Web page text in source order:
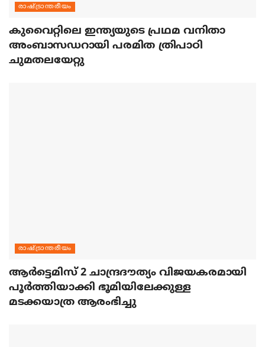
രാഷ്ട്രാന്തരീയം
കുവൈറ്റിലെ ഇന്ത്യയുടെ പ്രഥമ വനിതാ
അംബാസഡറായി പരമിത ത്രിപാഠി
ചുമതലയേറ്റു
രാഷ്ട്രാന്തരീയം
ആര്‍ട്ടെമിസ് 2 ചാന്ദ്രദൗത്യം വിജയകരമായി
പൂര്‍ത്തിയാക്കി ഭൂമിയിലേക്കുള്ള
മടക്കയാത്ര ആരംഭിച്ചു